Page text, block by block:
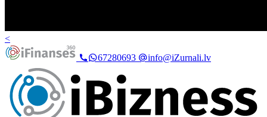
<
67280693
info@iZurnali.lv